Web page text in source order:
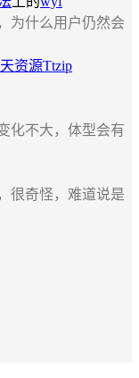
为什么用户仍然会
资源Ttzip
化不大，体型会有
很奇怪，难道说是